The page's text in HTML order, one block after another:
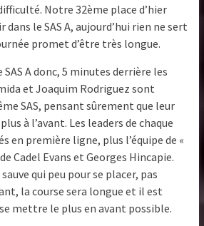
Notre 32ème place d’hier
le SAS A, aujourd’hui rien ne sert
promet d’être très longue.
SAS A donc, 5 minutes derrière les
et Joaquim Rodriguez sont
SAS, pensant sûrement que leur
à l’avant. Les leaders de chaque
en première ligne, plus l’équipe de «
Cadel Evans et Georges Hincapie.
qui peu pour se placer, pas
la course sera longue et il est
mettre le plus en avant possible.